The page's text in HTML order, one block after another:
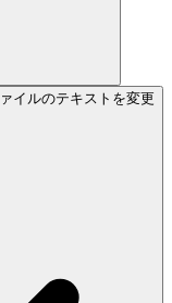
イルのテキストを変更